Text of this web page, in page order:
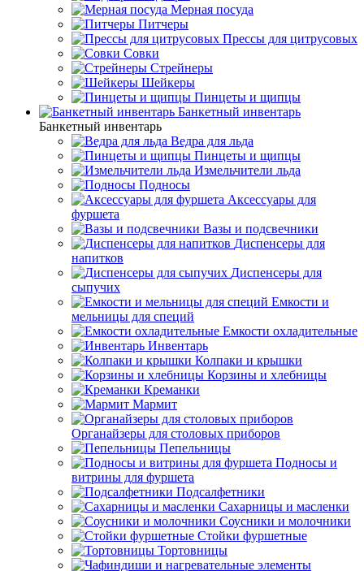
Мерная посуда
Питчеры
Прессы для цитрусовых
Совки
Стрейнеры
Шейкеры
Пинцеты и щипцы
Банкетный инвентарь
Банкетный инвентарь
Ведра для льда
Пинцеты и щипцы
Измельчители льда
Подносы
Аксессуары для
фуршета
Вазы и подсвечники
Диспенсеры для
напитков
Диспенсеры для
сыпучих
Емкости и
мельницы для специй
Емкости охладительные
Инвентарь
Колпаки и крышки
Корзины и хлебницы
Креманки
Мармит
Органайзеры для столовых приборов
Пепельницы
Подносы и
витрины для фуршета
Подсалфетники
Сахарницы и масленки
Соусники и молочники
Стойки фуршетные
Тортовницы